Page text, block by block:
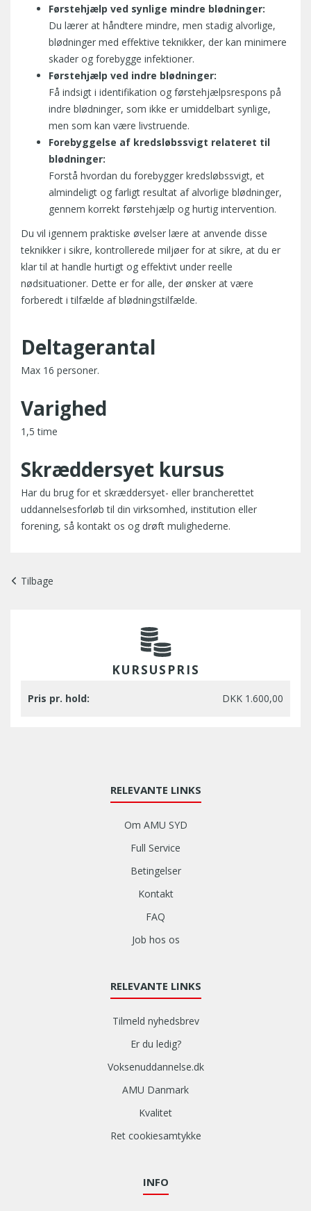
Førstehjælp ved synlige mindre blødninger:
Du lærer at håndtere mindre, men stadig alvorlige,
blødninger med effektive teknikker, der kan minimere
skader og forebygge infektioner.
Førstehjælp ved indre blødninger:
Få indsigt i identifikation og førstehjælpsrespons på
indre blødninger, som ikke er umiddelbart synlige,
men som kan være livstruende.
Forebyggelse af kredsløbssvigt relateret til
blødninger:
Forstå hvordan du forebygger kredsløbssvigt, et
almindeligt og farligt resultat af alvorlige blødninger,
gennem korrekt førstehjælp og hurtig intervention.
Du vil igennem praktiske øvelser lære at anvende disse
teknikker i sikre, kontrollerede miljøer for at sikre, at du er
klar til at handle hurtigt og effektivt under reelle
nødsituationer. Dette er for alle, der ønsker at være
forberedt i tilfælde af blødningstilfælde.
Deltagerantal
Max 16 personer.
Varighed
1,5 time
Skræddersyet kursus
Har du brug for et skræddersyet- eller brancherettet
uddannelsesforløb til din virksomhed, institution eller
forening, så kontakt os og drøft mulighederne.
Tilbage
KURSUSPRIS
Pris pr. hold: DKK 1.600,00
RELEVANTE LINKS
Om AMU SYD
Full Service
Betingelser
Kontakt
FAQ
Job hos os
RELEVANTE LINKS
Tilmeld nyhedsbrev
Er du ledig?
Voksenuddannelse.dk
AMU Danmark
Kvalitet
Ret cookiesamtykke
INFO